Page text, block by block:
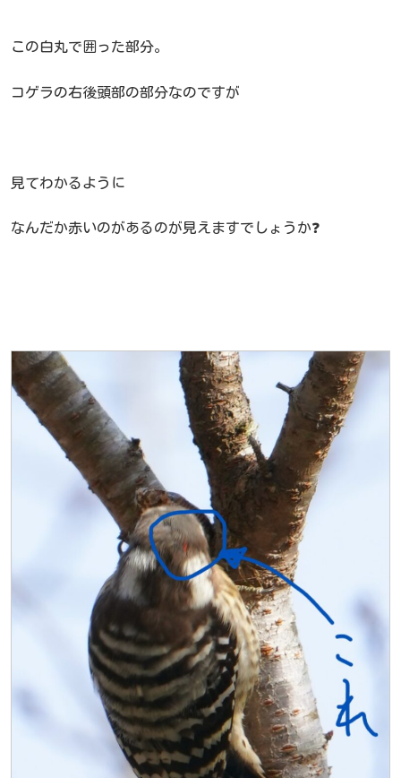
この白丸で囲った部分。
コゲラの右後頭部の部分なのですが
見てわかるように
なんだか赤いのがあるのが見えますでしょうか❓